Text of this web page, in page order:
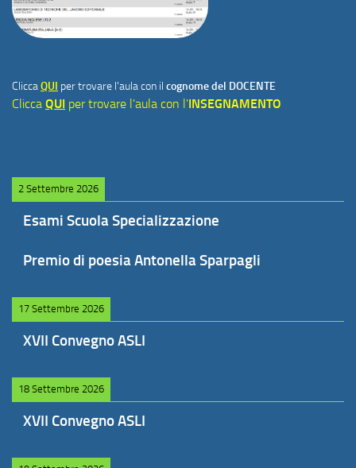
CliccaQUI per trovare l'aula con il cognome del DOCENTE
Clicca QUI per trovare l'aula con l'INSEGNAMENTO
2 Settembre 2026
Esami Scuola Specializzazione
Premio di poesia Antonella Sparpagli
17 Settembre 2026
XVII Convegno ASLI
18 Settembre 2026
XVII Convegno ASLI